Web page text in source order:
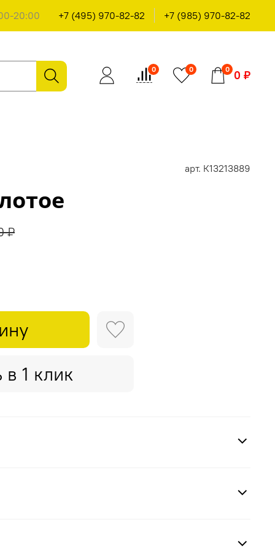
20:00 +7 (495) 970-82-82 +7 (985) 970-82-82
0 0 0 0 ₽
арт. К13213889
₽
1 клик